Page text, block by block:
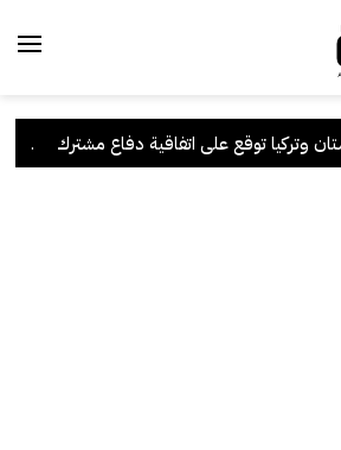
وتركيا توقع على اتفاقية دفاع مشترك